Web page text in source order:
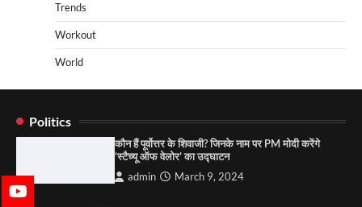
Trends
Workout
World
Politics
कौन हैं पूर्वोत्तर के शिवाजी? जिनके नाम पर PM मोदी करेंगे
‘स्टैच्यू ऑफ वेलोर’ का उद्घाटन
admin March 9, 2024